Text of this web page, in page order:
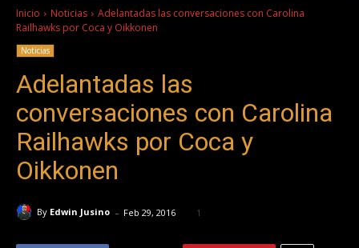
Inicio Noticias
Adelantadas las conversaciones con Carolina
Railhawks por Coca y Oikkonen
Noticias
Adelantadas las
conversaciones con Carolina
Railhawks por Coca y
Oikkonen
By Edwin Jusino - Feb 29, 2016 1